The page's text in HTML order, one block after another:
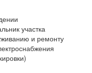
участка
и ремонту